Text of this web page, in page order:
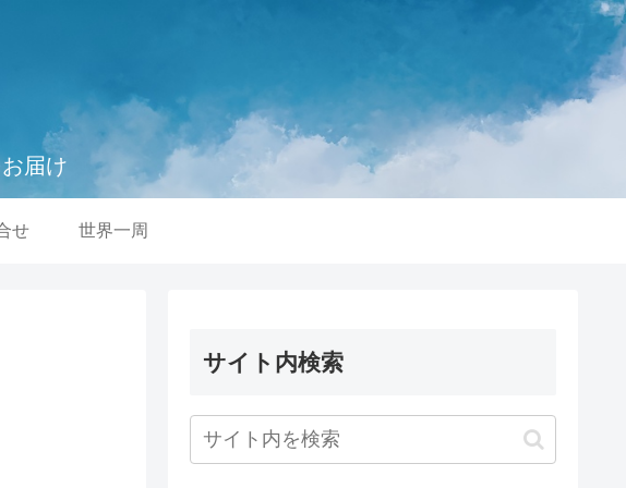
届け
せ 世界一周
サイト内検索